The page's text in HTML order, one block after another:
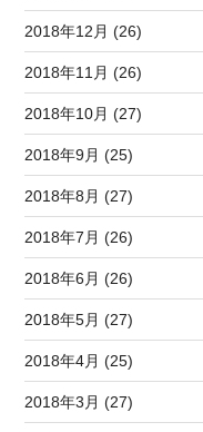
2018年12月 (26)
2018年11月 (26)
2018年10月 (27)
2018年9月 (25)
2018年8月 (27)
2018年7月 (26)
2018年6月 (26)
2018年5月 (27)
2018年4月 (25)
2018年3月 (27)